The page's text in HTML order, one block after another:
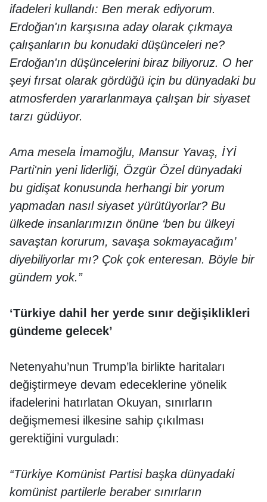
ifadeleri kullandı: Ben merak ediyorum.
Erdoğan'ın karşısına aday olarak çıkmaya
çalışanların bu konudaki düşünceleri ne?
Erdoğan'ın düşüncelerini biraz biliyoruz. O her
şeyi fırsat olarak gördüğü için bu dünyadaki bu
atmosferden yararlanmaya çalışan bir siyaset
tarzı güdüyor.
Ama mesela İmamoğlu, Mansur Yavaş, İYİ
Parti'nin yeni liderliği, Özgür Özel dünyadaki
bu gidişat konusunda herhangi bir yorum
yapmadan nasıl siyaset yürütüyorlar? Bu
ülkede insanlarımızın önüne ‘ben bu ülkeyi
savaştan korurum, savaşa sokmayacağım’
diyebiliyorlar mı? Çok çok enteresan. Böyle bir
gündem yok.”
‘Türkiye dahil her yerde sınır değişiklikleri
gündeme gelecek’
Netenyahu’nun Trump’la birlikte haritaları
değiştirmeye devam edeceklerine yönelik
ifadelerini hatırlatan Okuyan, sınırların
değişmemesi ilkesine sahip çıkılması
gerektiğini vurguladı:
“Türkiye Komünist Partisi başka dünyadaki
komünist partilerle beraber sınırların